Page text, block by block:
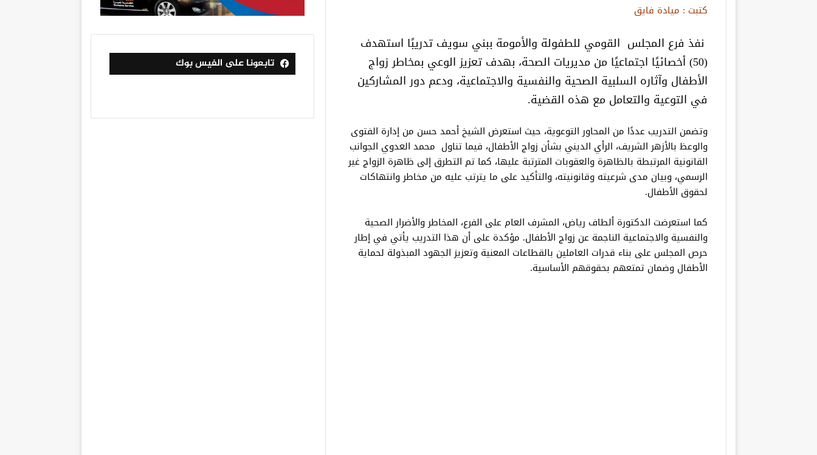
كتبت : ميادة فايق
نفذ فرع المجلس القومي للطفولة والأمومة ببني سويف تدريبًا استهدف
(50) أخصائيًا اجتماعيًا من مديريات الصحة، بهدف تعزيز الوعي بمخاطر زواج
الأطفال وآثاره السلبية الصحية والنفسية والاجتماعية، ودعم دور المشاركين
في التوعية والتعامل مع هذه القضية.
وتضمن التدريب عددًا من المحاور التوعوية، حيث استعرض الشيخ أحمد حسن من إدارة الفتوى
والوعظ بالأزهر الشريف، الرأي الديني بشأن زواج الأطفال، فيما تناول محمد العدوي الجوانب
القانونية المرتبطة بالظاهرة والعقوبات المترتبة عليها، كما تم التطرق إلى ظاهرة الزواج غير
الرسمي، وبيان مدى شرعيته وقانونيته، والتأكيد على ما يترتب عليه من مخاطر وانتهاكات
لحقوق الأطفال.
كما استعرضت الدكتورة ألطاف رياض، المشرف العام على الفرع، المخاطر والأضرار الصحية
والنفسية والاجتماعية الناجمة عن زواج الأطفال. مؤكدة على أن هذا التدريب يأتي في إطار
حرص المجلس على بناء قدرات العاملين بالقطاعات المعنية وتعزيز الجهود المبذولة لحماية
الأطفال وضمان تمتعهم بحقوقهم الأساسية.
تابعونا على الفيس بوك